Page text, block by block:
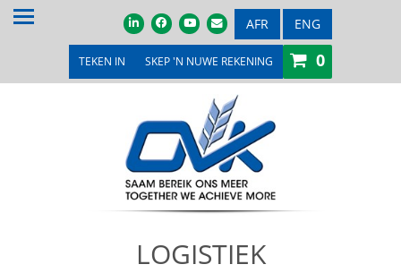
AFR ENG
TEKEN IN SKEP 'N NUWE REKENING 0
TUIS
PROMOSIES & KOMPETISIES
LOGISTIEK